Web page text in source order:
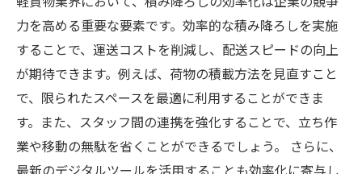
力を高める重要な要素です。効率的な積み降ろしを実施
することで、運送コストを削減し、配送スピードの向上
が期待できます。例えば、荷物の積載方法を見直すこと
で、限られたスペースを最適に利用することができま
す。また、スタッフ間の連携を強化することで、立ち作
業や移動の無駄を省くことができるでしょう。 さらに、
最新のデジタルツールを活用することも効率化に寄与し